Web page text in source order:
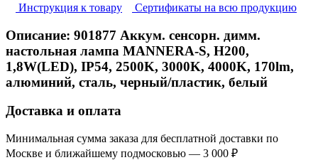
Инструкция к товару
Сертификаты на всю продукцию
Описание: 901877 Аккум. сенсорн. димм.
настольная лампа MANNERA-S, H200,
1,8W(LED), IP54, 2500K, 3000K, 4000K, 170lm,
алюминий, сталь, черный/пластик, белый
Доставка и оплата
Минимальная сумма заказа для бесплатной доставки по
Москве и ближайшему подмосковью — 3 000 ₽